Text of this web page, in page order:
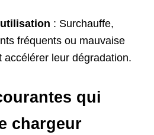
: Surchauffe,
fréquents ou mauvaise
accélérer leur dégradation.
qui
chargeur